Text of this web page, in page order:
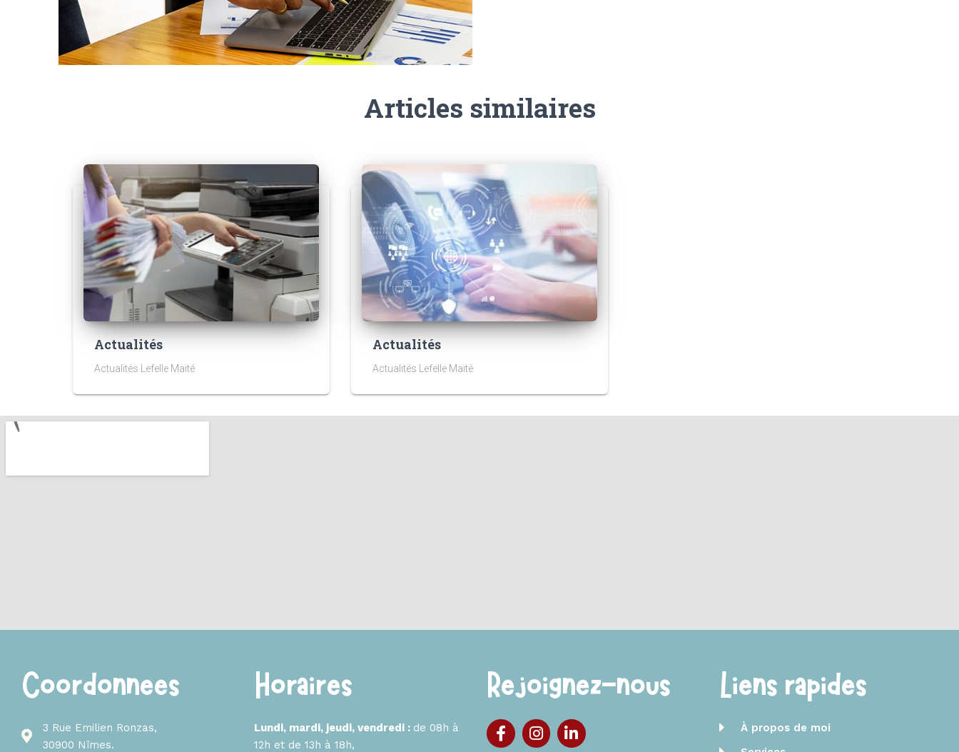
Articles similaires
Actualités
Actualités Lefelle Maïté
Actualités
Actualités Lefelle Maïté
Coordonnées
3 Rue Emilien Ronzas,
30900 Nîmes.
Horaires
Lundi, mardi, jeudi, vendredi : de 08h à
12h et de 13h à 18h,
Rejoignez-nous Liens rapides
À propos de moi